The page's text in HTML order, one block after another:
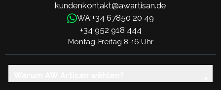
kundenkontakt@awartisan.de
WA:+34 67850 20 49
+34 952 918 444
Montag-Freitag 8-16 Uhr